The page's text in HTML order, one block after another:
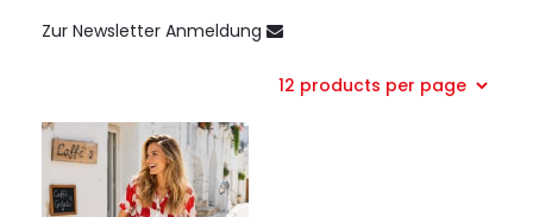
Zur Newsletter Anmeldung